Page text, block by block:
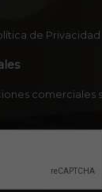
de Privacidad
comerciales